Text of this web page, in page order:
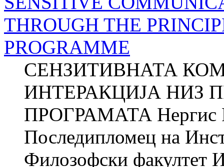
THROUGH THE
PROGRAMME
СЕНЗИТИВНАТА
ИНТЕРАКЦИЈА НИЗ
ПРОГРАМАТА Нергис
Последипломец на
Филозофски факултет